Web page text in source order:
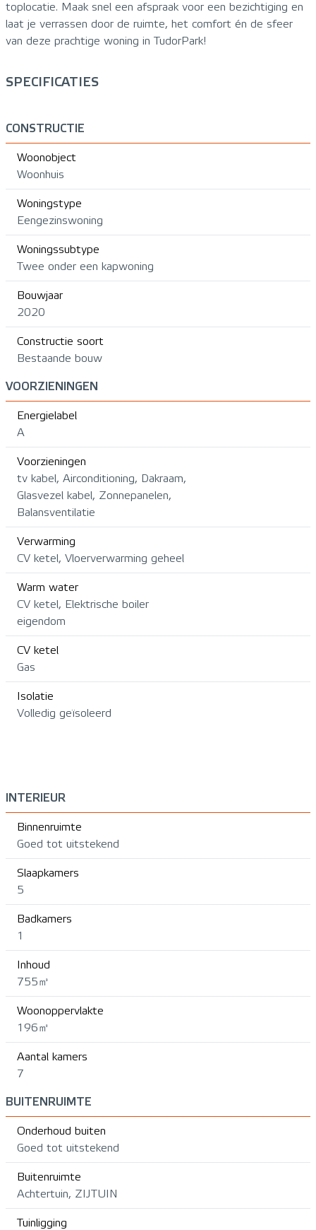
toplocatie. Maak snel een afspraak voor een bezichtiging en
laat je verrassen door de ruimte, het comfort én de sfeer
van deze prachtige woning in TudorPark!
SPECIFICATIES
CONSTRUCTIE
Woonobject
Woonhuis
Woningstype
Eengezinswoning
Woningssubtype
Twee onder een kapwoning
Bouwjaar
2020
Constructie soort
Bestaande bouw
VOORZIENINGEN
Energielabel
A
Voorzieningen
tv kabel, Airconditioning, Dakraam,
Glasvezel kabel, Zonnepanelen,
Balansventilatie
Verwarming
CV ketel, Vloerverwarming geheel
Warm water
CV ketel, Elektrische boiler
eigendom
CV ketel
Gas
Isolatie
Volledig geïsoleerd
INTERIEUR
Binnenruimte
Goed tot uitstekend
Slaapkamers
5
Badkamers
1
Inhoud
755㎥
Woonoppervlakte
196㎡
Aantal kamers
7
BUITENRUIMTE
Onderhoud buiten
Goed tot uitstekend
Buitenruimte
Achtertuin, ZIJTUIN
Tuinligging